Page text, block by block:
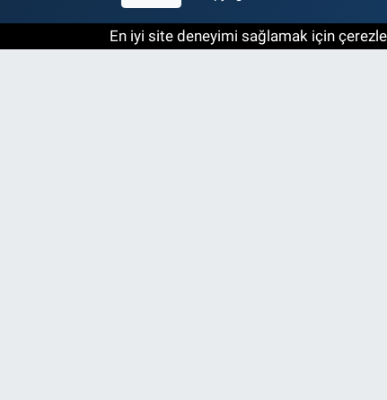
En iyi site deneyimi sağlamak için